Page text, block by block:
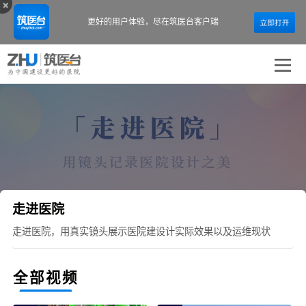
走进医院
走进医院，用真实镜头展示医院建设计实际效果以及运维现状
全部视频
更好的用户体验， 尽在筑医台客户端